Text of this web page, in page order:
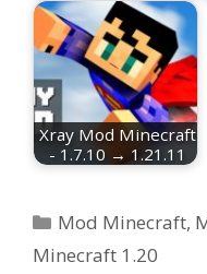
Xray Mod Minecraft
- 1.7.10 → 1.21.11
Categorias
Mod Minecraft,
Minecraft 1.20